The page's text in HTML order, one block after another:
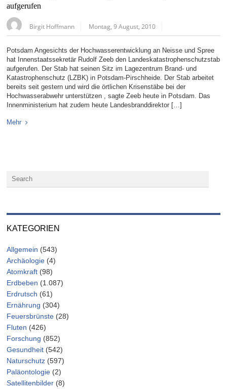
aufgerufen
Birgit Hoffmann Montag, 9 August, 2010
Potsdam Angesichts der Hochwasserentwicklung an Neisse und Spree
hat Innenstaatssekretär Rudolf Zeeb den Landeskatastrophenschutzstab
aufgerufen. Der Stab hat seinen Sitz im Lagezentrum Brand- und
Katastrophenschutz (LZBK) in Potsdam-Pirschheide. Der Stab arbeitet
bereits seit gestern und wird die örtlichen Krisenstäbe bei der
Hochwasserabwehr unterstützen , sagte Zeeb heute in Potsdam. Das
Innenministerium hat zudem heute Landesbranddirektor […]
Mehr
KATEGORIEN
Allgemein (543)
Archäologie (4)
Atomkraft (98)
Erdbeben (1.087)
Erdrutsch (61)
Ernährung (304)
Feuersbrünste (28)
Fluten (426)
Forschung (852)
Gesundheit (542)
Naturschutz (597)
Paläontologie (2)
Satellitenbilder (8)